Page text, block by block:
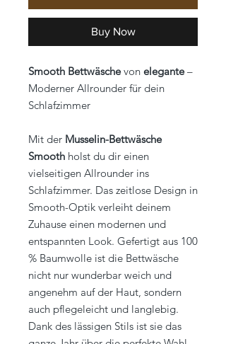
Buy Now
Smooth Bettwäschevon elegante–
Moderner Allrounder für dein
Schlafzimmer
Mit der Musselin-Bettwäsche
Smooth holst du dir einen
vielseitigen Allrounder ins
Schlafzimmer. Das zeitlose Design in
Smooth-Optik verleiht deinem
Zuhause einen modernen und
entspannten Look. Gefertigt aus 100
% Baumwolle ist die Bettwäsche
nicht nur wunderbar weich und
angenehm auf der Haut, sondern
auch pflegeleicht und langlebig.
Dank des lässigen Stils ist sie das